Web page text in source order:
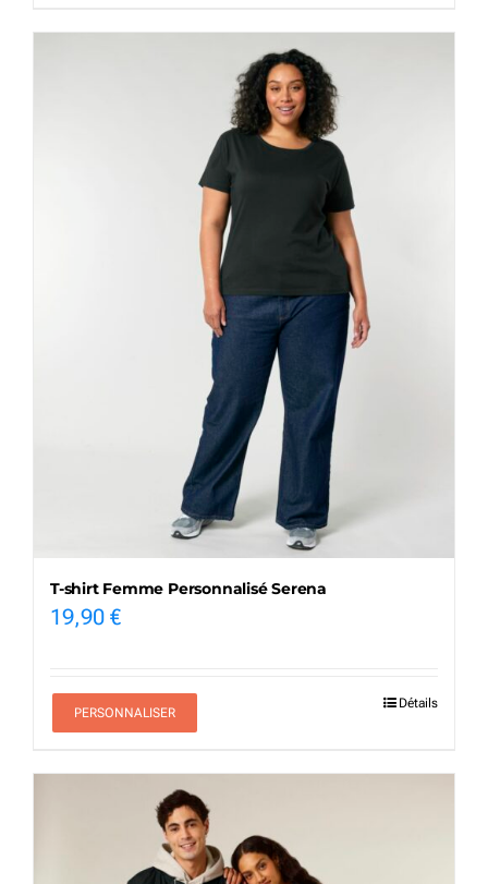
T-shirt Femme Personnalisé Serena
19,90€
PERSONNALISER
Détails